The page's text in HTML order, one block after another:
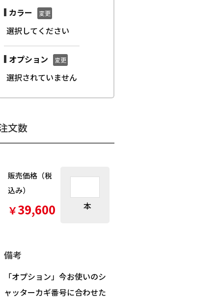
カラー 変更
選択してください
オプション 変更
選択されていません
文数
販売価格（税
込み）
￥39,600 本
備考
「オプション」今お使いのシ
ャッターカギ番号に合わせた